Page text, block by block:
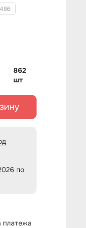
862
шт
по
платежа